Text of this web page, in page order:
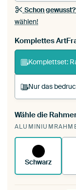
Schon gewusst?
wählen!
Komplettes
Komplettset:
Nur das
Du
deinen
Wähle die
Schwarz